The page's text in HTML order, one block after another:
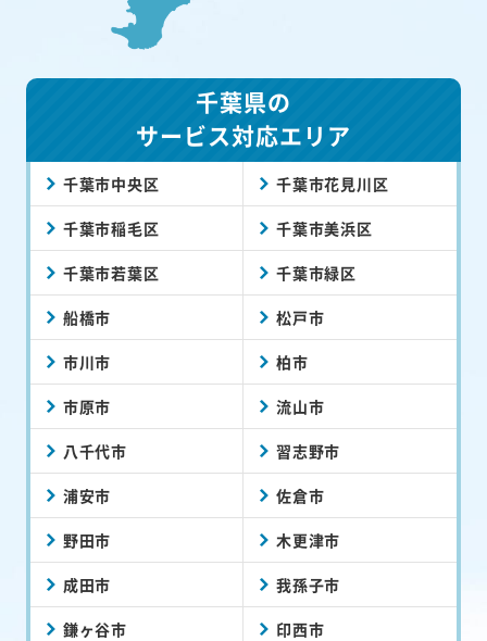
千葉県の
サービス対応エリア
千葉市中央区 千葉市花見川区
千葉市稲毛区 千葉市美浜区
千葉市若葉区 千葉市緑区
船橋市 松戸市
市川市 柏市
市原市 流山市
八千代市 習志野市
浦安市 佐倉市
野田市 木更津市
成田市 我孫子市
鎌ヶ谷市 印西市